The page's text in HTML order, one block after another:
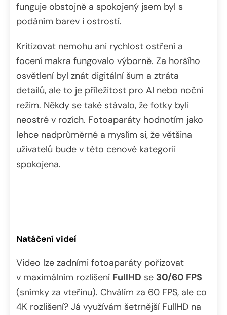
funguje obstojně a spokojený jsem byl s
podáním barev i ostrostí.
Kritizovat nemohu ani rychlost ostření a
focení makra fungovalo výborně. Za horšího
osvětlení byl znát digitální šum a ztráta
detailů, ale to je příležitost pro AI nebo noční
režim. Někdy se také stávalo, že fotky byli
neostré v rozích. Fotoaparáty hodnotím jako
lehce nadprůměrné a myslím si, že většina
uživatelů bude v této cenové kategorii
spokojena.
Natáčení videí
Video lze zadními fotoaparáty pořizovat
v maximálním rozlišení FullHD se 30/60 FPS
(snímky za vteřinu). Chválím za 60 FPS, ale co
4K rozlišení? Já využívám šetrnější FullHD na